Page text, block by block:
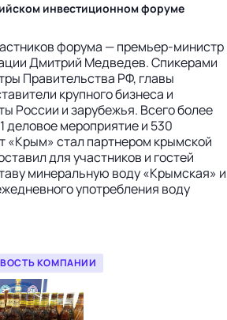
инвестиционном форуме
форума — премьер-министр
Дмитрий Медведев. Спикерами
Правительства РФ, главы
крупного бизнеса и
России и зарубежья. Всего более
деловое мероприятие и 530
«Крым» стал партнером крымской
для участников и гостей
минеральную воду «Крымская» и
употребления воду
КОМПАНИИ